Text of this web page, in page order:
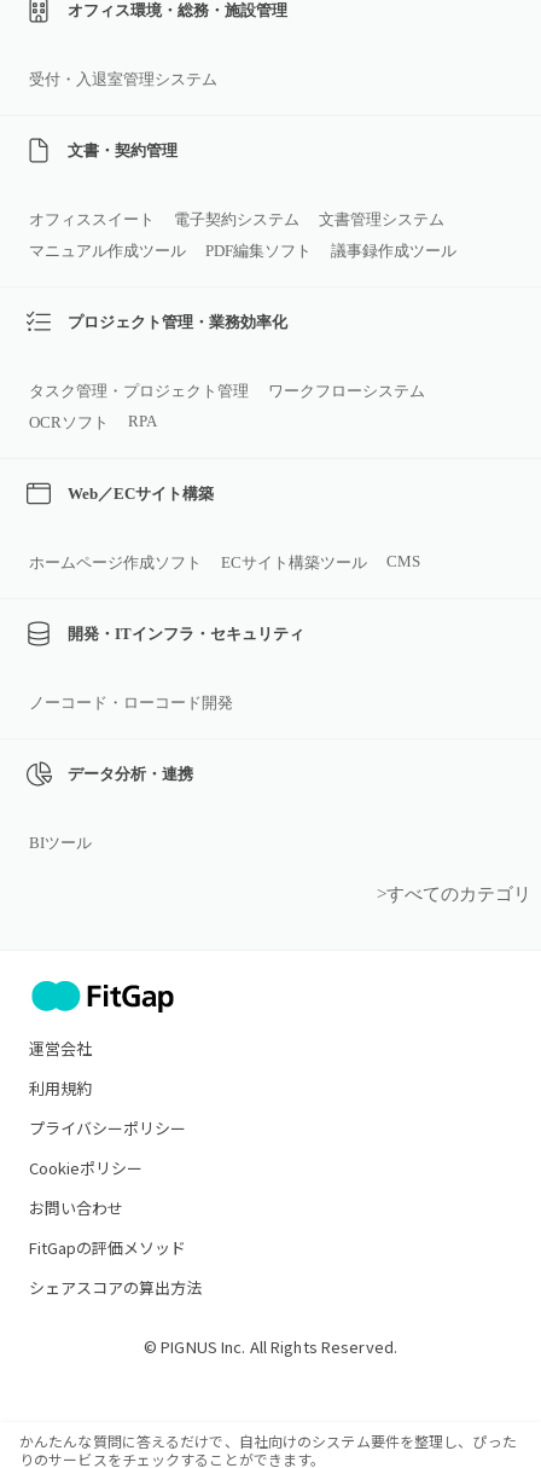
オフィス環境・総務・施設管理
受付・入退室管理システム
文書・契約管理
オフィススイート 電子契約システム
文書管理システム
マニュアル作成ツール
PDF編集ソフト 議事録作成ツール
プロジェクト管理・業務効率化
タスク管理・プロジェクト管理
ワークフローシステム
OCRソフト
RPA
Web／ECサイト構築
ホームページ作成ソフト ECサイト構築ツール CMS
開発・ITインフラ・セキュリティ
ノーコード・ローコード開発
データ分析・連携
BIツール
>すべてのカテゴリ
運営会社
利用規約
プライバシーポリシー
Cookieポリシー
お問い合わせ
FitGapの評価メソッド
シェアスコアの算出方法
© PIGNUS Inc. All Rights Reserved.
かんたんな質問に答えるだけで、自社向けのシステム要件を整理し、ぴった
りのサービスをチェックすることができます。